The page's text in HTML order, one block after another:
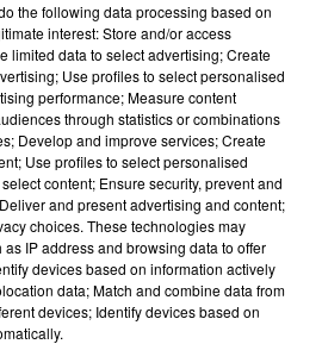
Taureau Gémeaux
the following data processing based on
interest: Store and/or access
limited data to select advertising; Create
Use profiles to select personalised
performance; Measure content
through statistics or combinations
Develop and improve services; Create
Use profiles to select personalised
content; Ensure security, prevent and
and present advertising and content;
choices. These technologies may
IP address and browsing data to offer
devices based on information actively
data; Match and combine data from
devices; Identify devices based on